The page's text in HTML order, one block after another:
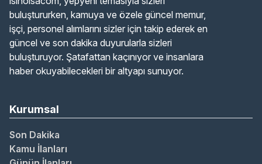
buluştururken, kamuya ve özele güncel memur,
işçi, personel alımlarını sizler için takip ederek en
güncel ve son dakika duyurularla sizleri
buluşturuyor. Şatafattan kaçınıyor ve insanlara
haber okuyabilecekleri bir altyapı sunuyor.
Kurumsal
Son Dakika
Kamu İlanları